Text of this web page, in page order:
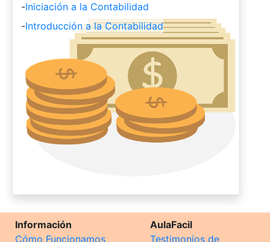
-Iniciación a la Contabilidad
-Introducción a la Contabilidad
Información
Cómo Funcionamos
AulaFacil
Testimonios de